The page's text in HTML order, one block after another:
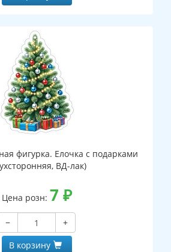
фигурка. Елочка с подарками
ВД-лак)
Цена розн: 7 ₽
−
+
В корзину